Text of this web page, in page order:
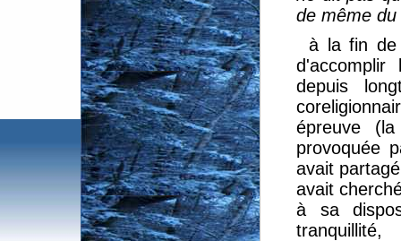
de même
à la fin de
depuis
épreuve
provoquée
avait
avait
à sa